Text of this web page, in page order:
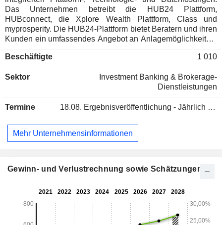
Das Unternehmen betreibt die HUB24 Plattform,
HUBconnect, die Xplore Wealth Plattform, Class und
myprosperity. Die HUB24-Plattform bietet Beratern und ihren
Kunden ein umfassendes Angebot an Anlagemöglichkeiten,
erweiterte Transaktions- und Berichtsfunktionen.
und Technologie, um Lösungen für allgemeine
Herausforderungen für Börsenmakler, Lizenznehmer und
Vermögensverwaltungssoftware, die Finanzfachleuten
Superannuationsfonds (SMSF), die Treuhandbuchhaltung,
das Portfoliomanagement, die Rechtsdokumentation und die
Finanzberater, die eine optimierte Leistungserbringung, eine
Beschäftigte 1 010
Sektor
Investment Banking & Brokerage-
Dienstleistungen
Termine 18.08. Ergebnisveröffentlichung - Jährlich 2026
Mehr Unternehmensinformationen
Gewinn- und Verlustrechnung sowie Schätzungen